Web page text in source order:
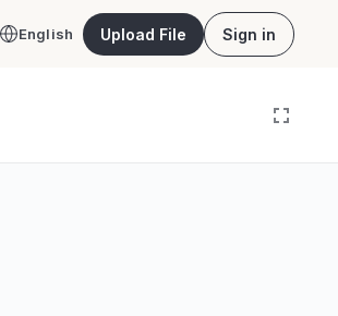
English Upload File Sign in